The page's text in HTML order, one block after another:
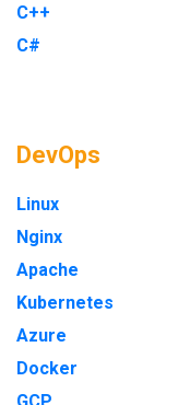
C++
C#
DevOps
Linux
Nginx
Apache
Kubernetes
Azure
Docker
GCP